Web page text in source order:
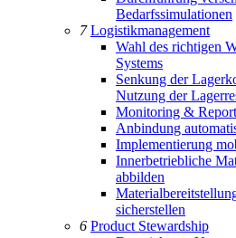
Bedarfssimulationen
7Logistikmanagement
Wahl des richtigen
Systems
Senkung der
Nutzung der
Monitoring &
Anbindung
Implementierung
Innerbetriebliche
abbilden
sicherstellen
6 Product Stewardship